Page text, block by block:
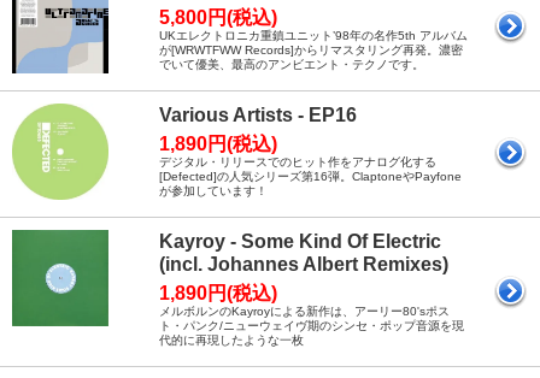
5,800円(税込)
UKエレクトロニカ重鎮ユニット’98年の名作5th アルバム
が[WRWTFWW Records]からリマスタリング再発。濃密
でいて優美、最高のアンビエント・テクノです。
Various Artists - EP16
1,890円(税込)
デジタル・リリースでのヒット作をアナログ化する
[Defected]の人気シリーズ第16弾。ClaptoneやPayfone
が参加しています！
Kayroy - Some Kind Of Electric
(incl. Johannes Albert Remixes)
1,890円(税込)
メルボルンのKayroyによる新作は、アーリー80'sポス
ト・パンク/ニューウェイヴ期のシンセ・ポップ音源を現
代的に再現したような一枚